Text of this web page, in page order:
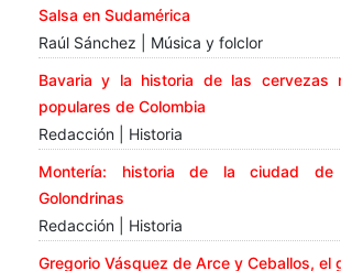
Salsa en Sudamérica
Raúl Sánchez | Música y folclor
Bavaria y la historia de las cervezas
populares de Colombia
Redacción | Historia
Montería: historia de la ciudad de
Golondrinas
Redacción | Historia
Gregorio Vásquez de Arce y Ceballos, el